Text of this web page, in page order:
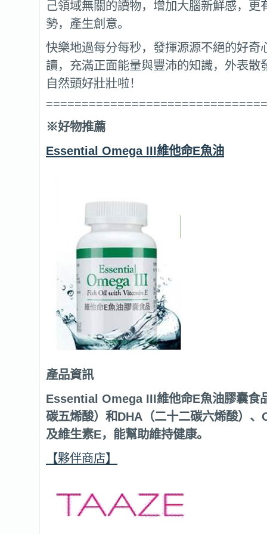
己領域無關的讀物，增加大腦新鮮感，更
勢，產生創意。
快樂地過每分每秒，發揮源源不絕的好奇
讀，充滿正面能量與豐沛的知識，外表散
自然頭好壯壯啦！
※好物推薦
Essential Omega III維他命E魚油
產品資訊
Essential Omega III維他命E魚油膠囊食
碳五烯酸）和DHA（二十二碳六烯酸）、
及維生素E，能幫助維持健康。
【夥伴商店】